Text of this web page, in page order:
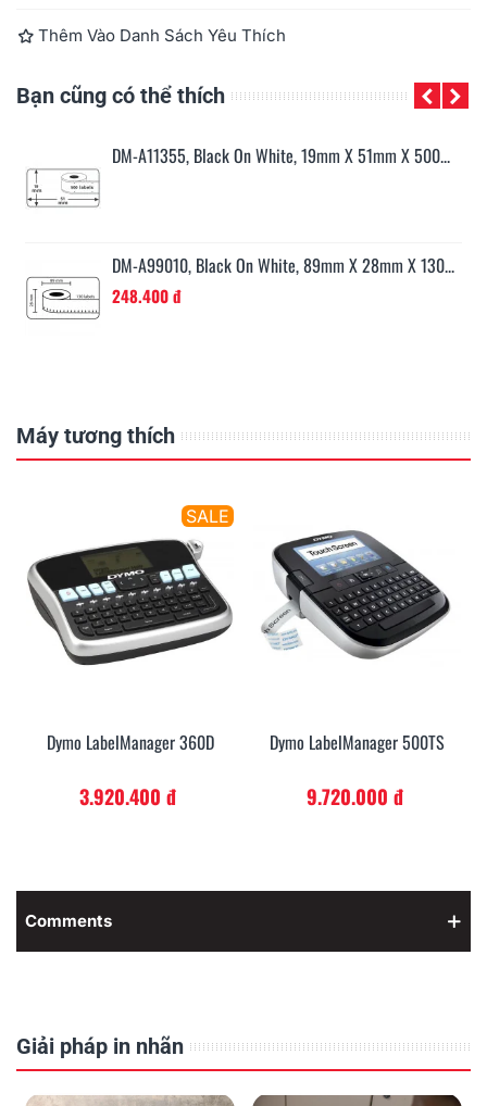
Thêm Vào Danh Sách Yêu Thích
Bạn cũng có thể thích
DM-A11355, Black On White, 19mm X 51mm X 500...
DM-A99010, Black On White, 89mm X 28mm X 130...
248.400 đ
Máy tương thích
SALE
Dymo LabelManager 360D
3.920.400 đ
Dymo LabelManager 500TS
9.720.000 đ
Comments
Giải pháp in nhãn